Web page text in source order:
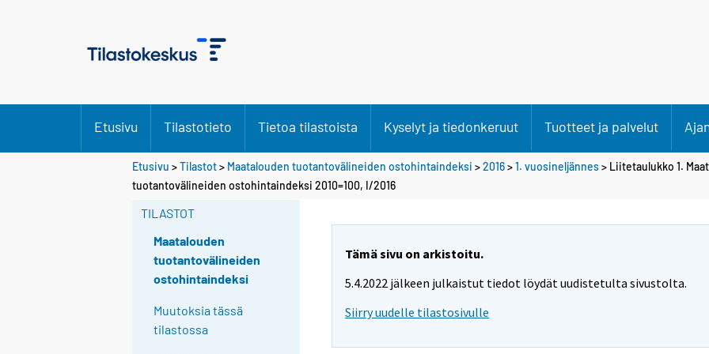
Etusivu Tilastotieto Tietoa tilastoista Kyselyt ja tiedonkeruut Tuotteet ja palvelut
Etusivu >Tilastot> Maatalouden tuotantovälineiden ostohintaindeksi >2016>1. vuosineljännes> Liitetaulukko 1.
tuotantovälineiden ostohintaindeksi 2010=100, I/2016
TILASTOT
Maatalouden
tuotantovälineiden
ostohintaindeksi
Muutoksia tässä
tilastossa
Tämä sivu on arkistoitu.
5.4.2022 jälkeen julkaistut tiedot löydät uudistetulta sivustolta.
Siirry uudelle tilastosivulle